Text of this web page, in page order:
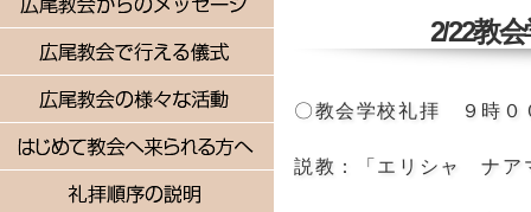
2/22教
〇教会学校礼拝 ９時０
説教：「エリシャ ナア